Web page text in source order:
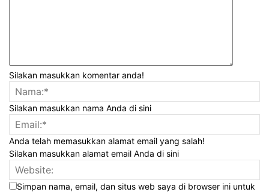
Silakan masukkan komentar anda!
Silakan masukkan nama Anda di sini
Anda telah memasukkan alamat email yang salah!
Silakan masukkan alamat email Anda di sini
Simpan nama, email, dan situs web saya di browser ini untuk